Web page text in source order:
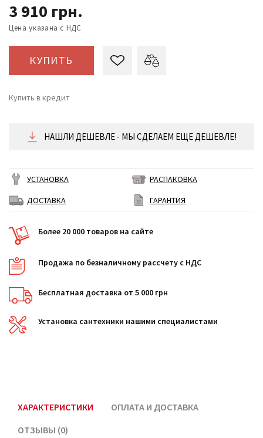
3 910 грн.
Цена указана с НДС
КУПИТЬ
Купить в кредит
от 163 ₴/месяц
НАШЛИ ДЕШЕВЛЕ - МЫ СДЕЛАЕМ ЕЩЕ ДЕШЕВЛЕ!
УСТАНОВКА
РАСПАКОВКА
ДОСТАВКА
ГАРАНТИЯ
Более 20 000 товаров на сайте
Продажа по безналичному рассчету с НДС
Бесплатная доставка от 5 000 грн
Установка сантехники нашими специалистами
ХАРАКТЕРИСТИКИ
ОПЛАТА И ДОСТАВКА
ОТЗЫВЫ (0)